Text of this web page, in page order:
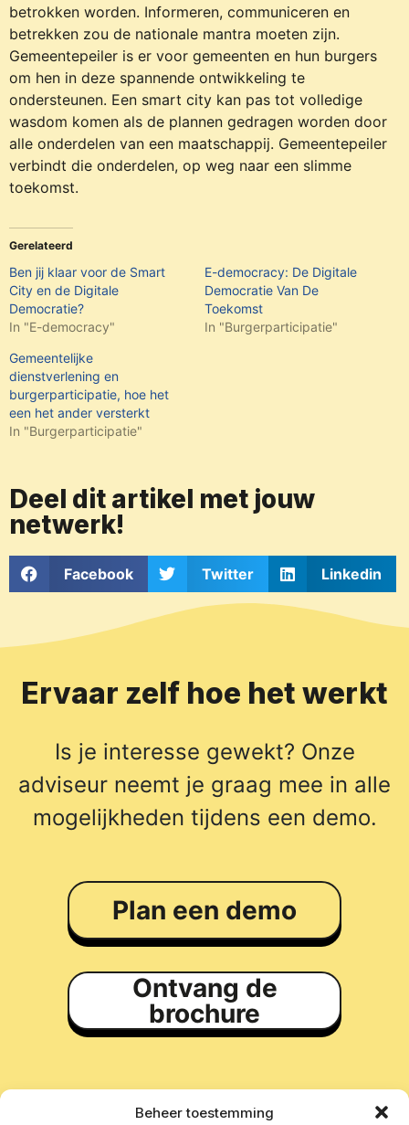
Beheer toestemming
betrokken worden. Informeren, communiceren en
betrekken zou de nationale mantra moeten zijn.
Gemeentepeiler is er voor gemeenten en hun burgers
om hen in deze spannende ontwikkeling te
ondersteunen. Een smart city kan pas tot volledige
wasdom komen als de plannen gedragen worden door
alle onderdelen van een maatschappij. Gemeentepeiler
verbindt die onderdelen, op weg naar een slimme
toekomst.
Gerelateerd
Ben jij klaar voor de Smart
City en de Digitale
Democratie?
In "E-democracy"
E-democracy: De Digitale
Democratie Van De
Toekomst
In "Burgerparticipatie"
Gemeentelijke
dienstverlening en
burgerparticipatie, hoe het
een het ander versterkt
In "Burgerparticipatie"
Deel dit artikel met jouw
netwerk!
Facebook Twitter Linkedin
Ervaar zelf hoe het werkt
Is je interesse gewekt? Onze
adviseur neemt je graag mee in alle
mogelijkheden tijdens een demo.
Plan een demo
Ontvang de
brochure